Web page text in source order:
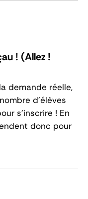
! (Allez !
demande réelle,
d’élèves
s’inscrire ! En
donc pour